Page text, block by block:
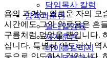
담임목사 칼럼
양육과훈련
일대일양육
제자훈련
바이블칼리지
욥의 과거는 의로운 자의 모
시간에도 그의 의로움은 흔
구름처럼 덮었을 뿐입니다.
십니다. 특별히 인도하신 역